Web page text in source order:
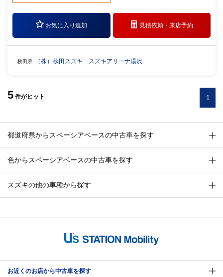
お気に入り追加 見積依頼・来店予約
秋田県 （株）秋田スズキ スズキアリーナ湯沢
5 件がヒット 1
都道府県からスペーシアベースの中古車を探す
色からスペーシアベースの中古車を探す
スズキの他の車種から探す
お近くのお店から中古車を探す